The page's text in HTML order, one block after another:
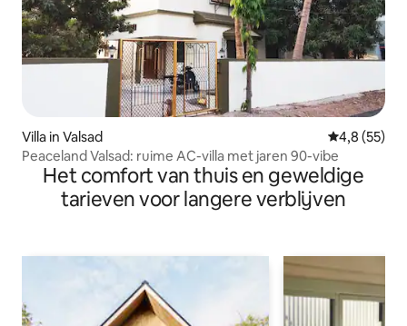
Villa in Valsad
4,8 (55)
Peaceland Valsad: ruime AC-villa met jaren 90-vibe
Het comfort van thuis en geweldige
tarieven voor langere verblijven